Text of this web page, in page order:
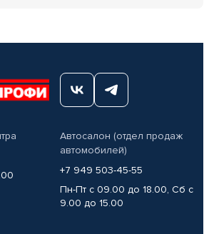
Автосалон (отдел продаж
автомобилей)
+7 949 503-45-55
Пн-Пт с 09.00 до 18.00, Сб с
9.00 до 15.00